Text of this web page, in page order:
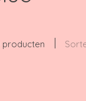
producten